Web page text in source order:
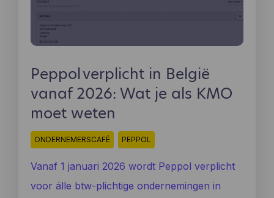
Peppol verplicht in België
vanaf 2026: Wat je als KMO
moet weten
ONDERNEMERSCAFÉ PEPPOL
Vanaf 1 januari 2026 wordt Peppol verplicht
voor álle btw-plichtige ondernemingen in